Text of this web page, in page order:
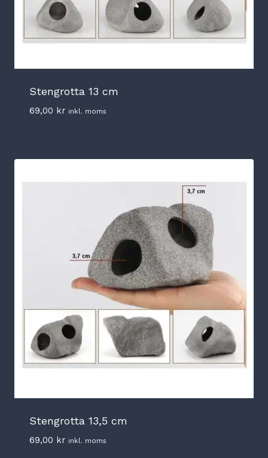
Stengrotta 13 cm
69,00 kr inkl. moms
Stengrotta 13,5 cm
69,00 kr inkl. moms